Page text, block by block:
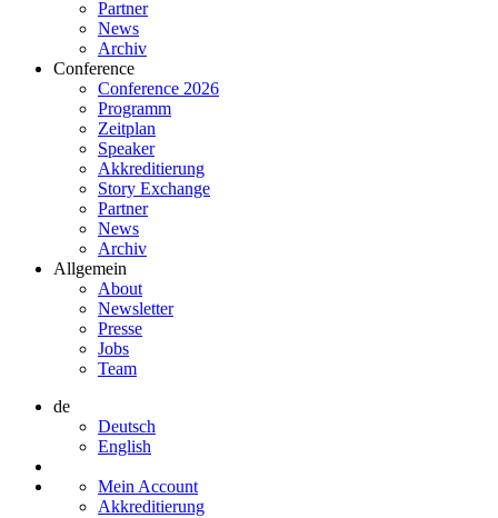
Partner
News
Archiv
Conference
Conference 2026
Programm
Zeitplan
Speaker
Akkreditierung
Story Exchange
Partner
News
Archiv
Allgemein
About
Newsletter
Presse
Jobs
Team
de
Deutsch
English
Mein Account
Akkreditierung